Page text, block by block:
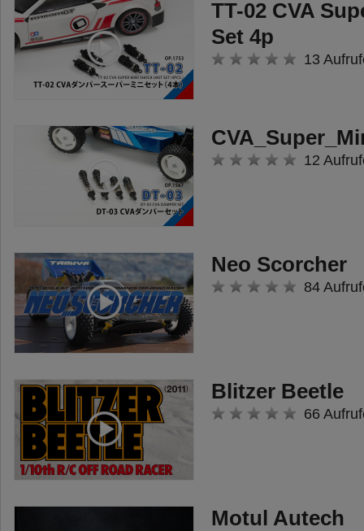
einer getrennten Getriebebox. Die
Kraft des Motors wird über
zentrale Antriebswellen
übertragen zu den Differenzialen
- 20 verschiedene
Untersetzungsverhältnisse
können eingestellt werden
(11.09:1 bis 29.28:1, verschiedene
- 4-Link Aufhängung mit CVA
Öldruckstoßdämpfer
- schwarze ABS Felgen (6mm
Offset) mit Offroadreifen
Fahrtenregler
- inklusive LED Lichteinheit
- zahlreiche Tuningteile erhältlich
TT-02 CVA
Set 4p
13
12
Neo Scorcher
84
Blitzer Beetle
66
Motul Autech